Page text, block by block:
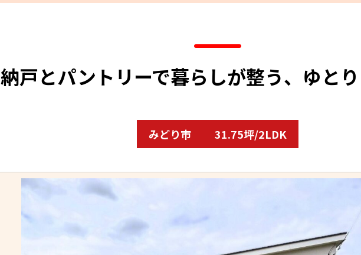
納戸とパントリーで暮らしが整う、ゆと
みどり市 31.75坪/2LDK